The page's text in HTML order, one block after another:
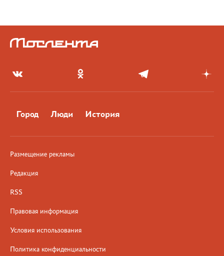
Город Люди История
Размещение рекламы
Редакция
RSS
Правовая информация
Условия использования
Политика конфиденциальности